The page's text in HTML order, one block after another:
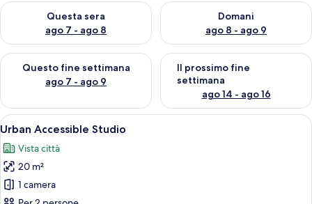
Questa sera
ago 7 - ago 8
Verifica la disponibilità per questa sera, ago 7 - ago 8
Domani
ago 8 - ago 9
Verifica la disponibilità per
Questo fine settimana
ago 7 - ago 9
Verifica la disponibilità per questo fine settimana, ago 7 - ago
Il prossimo fine
settimana
ago 14 - ago 16
Verifica la disponibilità per il
Apri
tutte
le
foto
per
Un bagno moderno dotato di doccia,
8
Urban Accessible Studio
Vista città
20 m²
1 camera